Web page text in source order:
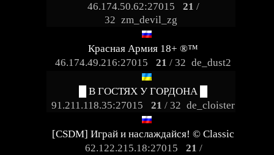
46.174.50.62:27015
21 /
32 zm_devil_zg
Красная Армия 18+ ®™
46.174.49.216:27015
21 / 32 de_dust2
█ В ГОСТЯХ У ГОРДОНА █
91.211.118.35:27015
21 / 32 de_cloister
[CSDM] Играй и наслаждайся! © Classic
62.122.215.18:27015
21 /